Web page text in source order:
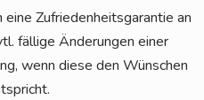
Zufrie­den­heits­ga­ran­tie an
fäl­li­ge Ände­run­gen einer
wenn die­se den Wün­schen